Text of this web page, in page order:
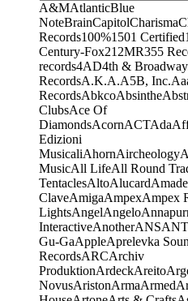
A&MAtlanticBlue
NoteBrainCapitolCharisma
Records100%1501 Certified
Century-Fox21 2MR355
records4AD4th & Broadway
RecordsA.K.A.A5B, Inc.
RecordsAbkcoAbsinthe
ClubsAce Of
DiamondsAcornACTAda
Edizioni
MusicaliAhornAircheology
MusicAll LifeAll Round
TentaclesAltoAlucard
ClaveAmigaAmpexAmpex
LightsAngelAngelo
InteractiveAnotherANS
Gu-GaAppleAprelevka
RecordsARCArchiv
ProduktionArdeckAreito
NovusAristonArmaArmed